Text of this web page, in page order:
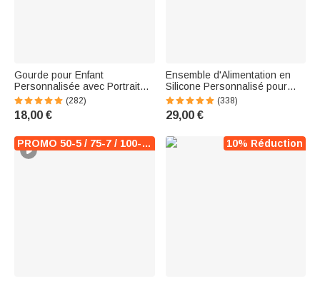
Gourde pour Enfant
Personnalisée avec Portrait
Initiale et Nom Bouteille avec
Paille en Silicone et Anse
Cadeau Anniversaire pour
(282)
18,00 €
Ensemble d'Alimentation en
Silicone Personnalisé pour
Bébé Assiette Divisée en
Forme de Crabe Fournitures à
Succion pour Sevrage Enfant
(338)
29,00 €
PROMO 50-5 / 75-7 / 100-10 10% Réduction